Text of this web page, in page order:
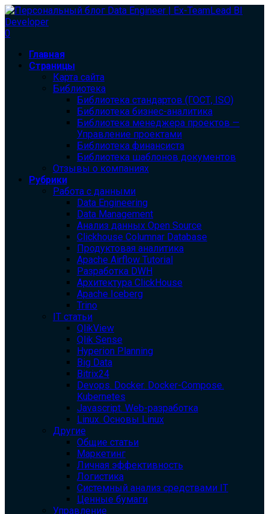
0
Главная
Страницы
Карта сайта
Библиотека
Библиотека cтандартов (ГОСТ, ISO)
Библиотека бизнес-аналитика
Библиотека менеджера проектов —
Управление проектами
Библиотека финансиста
Библиотека шаблонов документов
Отзывы о компаниях
Рубрики
Работа с данными
Data Engineering
Data Management
Анализ данных Open Source
Clickhouse Columnar Database
Продуктовая аналитика
Apache Airflow Tutorial
Разработка DWH
Архитектура ClickHouse
Apache Iceberg
Trino
IT статьи
QlikView
Qlik Sense
Hyperion Planning
Big Data
Bitrix24
Devops. Docker. Docker-Compose.
Kubernetes
Javascript. Web-разработка
Linux. Основы Linux
Другие
Общие статьи
Маркетинг
Личная эффективность
Логистика
Системный анализ средствами IT
Ценные бумаги
Управление